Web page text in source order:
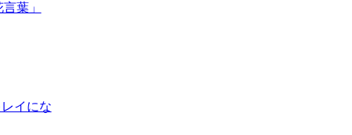
葉」
イにな